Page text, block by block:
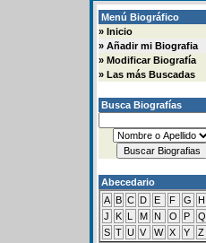
Menú Biográfico
» Inicio
» Añadir mi Biografia
» Modificar Biografía
» Las más Buscadas
Busca Biografías
Abecedario
A B C D E F G H
J
K L M N O P Q
S T U V W X Y Z